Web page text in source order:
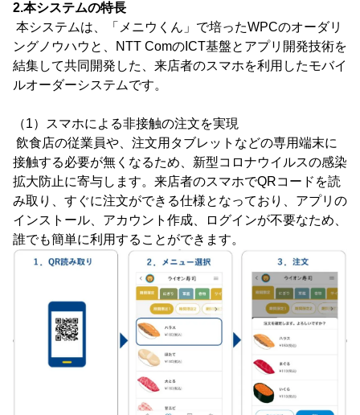
2.本システムの特長
本システムは、「メニウくん」で培ったWPCのオーダリ
ングノウハウと、NTT ComのICT基盤とアプリ開発技術を
結集して共同開発した、来店者のスマホを利用したモバイ
ルオーダーシステムです。
（1）スマホによる非接触の注文を実現
飲食店の従業員や、注文用タブレットなどの専用端末に
接触する必要が無くなるため、新型コロナウイルスの感染
拡大防止に寄与します。来店者のスマホでQRコードを読
み取り、すぐに注文ができる仕様となっており、アプリの
インストール、アカウント作成、ログインが不要なため、
誰でも簡単に利用することができます。